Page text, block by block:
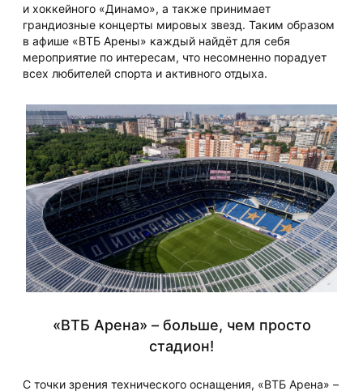
и хоккейного «Динамо», а также принимает
грандиозные концерты мировых звезд. Таким образом
в афише «ВТБ Арены» каждый найдёт для себя
мероприятие по интересам, что несомненно порадует
всех любителей спорта и активного отдыха.
«ВТБ Арена» – больше, чем просто
стадион!
С точки зрения технического оснащения, «ВТБ Арена» –